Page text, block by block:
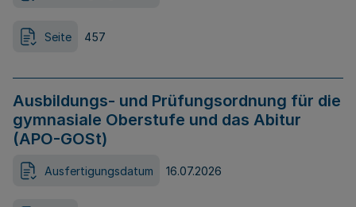
Seite 457
Ausbildungs- und Prüfungsordnung für die
gymnasiale Oberstufe und das Abitur
(APO-GOSt)
Ausfertigungsdatum 16.07.2026